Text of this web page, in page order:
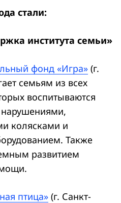
стали:
института семьи»
фонд «Игра» (г.
семьям из всех
воспитываются
колясками и
Также
развитием
птица» (г. Санкт-